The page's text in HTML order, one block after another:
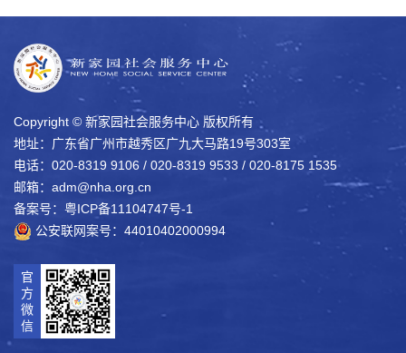
Copyright © 新家园社会服务中心 版权所有
地址：广东省广州市越秀区广九大马路19号303室
电话：020-8319 9106 / 020-8319 9533 / 020-8175 1535
邮箱：adm@nha.org.cn
备案号：粤ICP备11104747号-1
公安联网案号：44010402000994
官
方
微
信